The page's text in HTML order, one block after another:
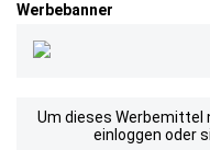
Werbebanner
Um dieses Werbemittel
einloggen oder